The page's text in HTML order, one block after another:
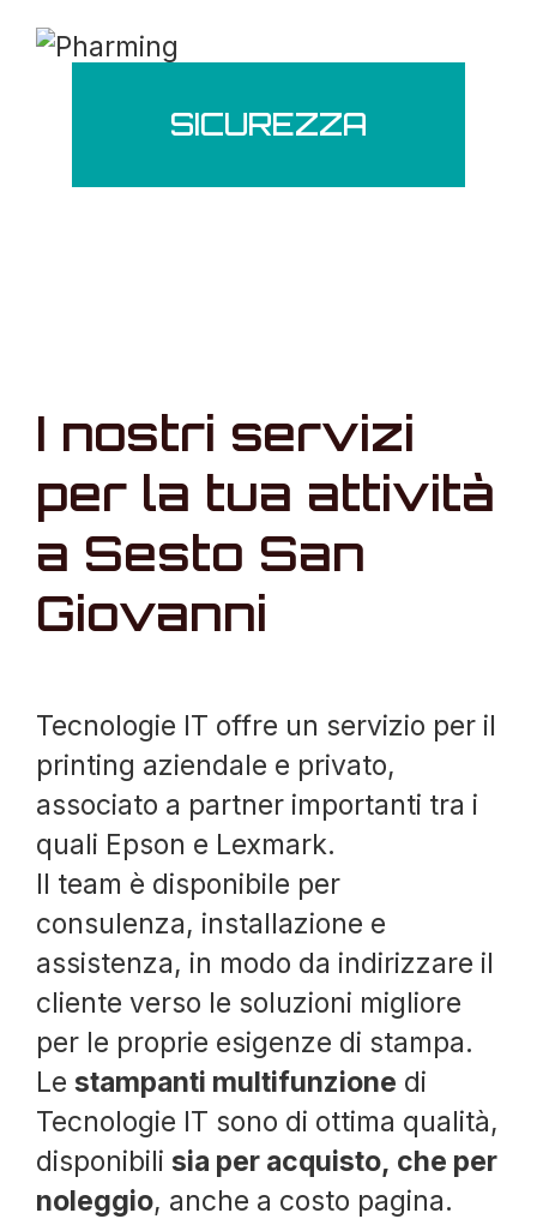
SICUREZZA
I nostri servizi
per la tua attività
a Sesto San
Giovanni
Tecnologie IT offre un servizio per il
printing aziendale e privato,
associato a partner importanti tra i
quali Epson e Lexmark.
Il team è disponibile per
consulenza, installazione e
assistenza, in modo da indirizzare il
cliente verso le soluzioni migliore
per le proprie esigenze di stampa.
Le stampanti multifunzione di
Tecnologie IT sono di ottima qualità,
disponibili sia per acquisto, che per
noleggio, anche a costo pagina.